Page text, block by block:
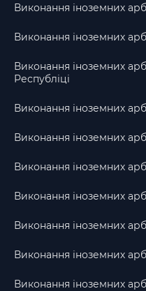
Виконання іноземних
Виконання іноземних
Виконання іноземних
Республіці
Виконання іноземних
Виконання іноземних
Виконання іноземних
Виконання іноземних
Виконання іноземних
Виконання іноземних
Виконання іноземних